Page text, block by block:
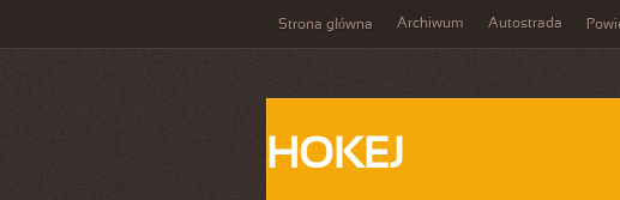
Strona główna Archiwum Autostrada
HOKEJ